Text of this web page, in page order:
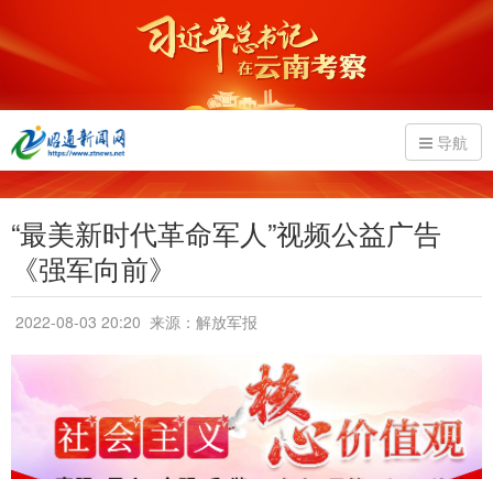
导航
“最美新时代革命军人”视频公益广告
《强军向前》
2022-08-03 20:20 来源：解放军报